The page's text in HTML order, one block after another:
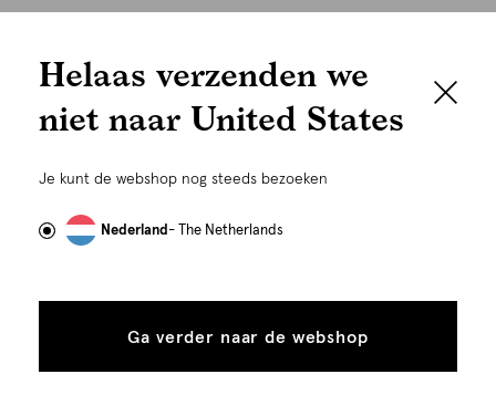
graag persoonlijk
gebruiken wij cookies en daarmee vergelijkbare
om advertenties te personaliseren...
tonen
toestaan
Helaas verzenden we
niet naar United States
Je kunt de webshop nog steeds bezoeken
Nederland- The Netherlands
Ga verder naar de webshop